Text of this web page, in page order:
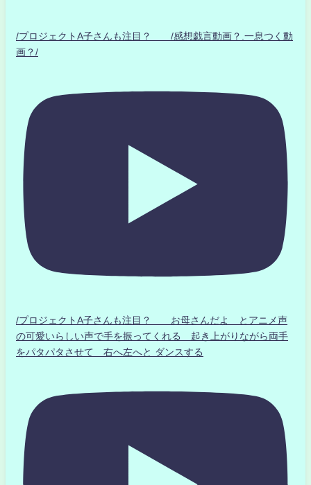
/プロジェクトA子さんも注目？ /感想戯言動画？.一息つく動
画？/
/プロジェクトA子さんも注目？ お母さんだよ とアニメ声
の可愛いらしい声で手を振ってくれる 起き上がりながら両手
をパタパタさせて 右へ左へと ダンスする